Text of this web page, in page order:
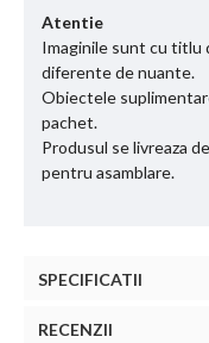
Atentie
Imaginile sunt cu titlu
diferente de nuante.
Obiectele
pachet.
Produsul se livreaza
pentru asamblare.
SPECIFICATII
RECENZII